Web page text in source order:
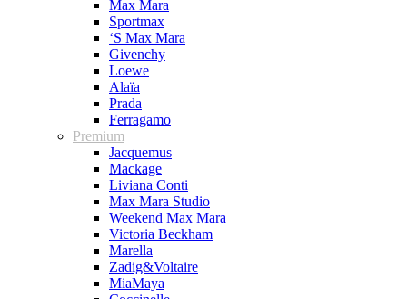
Max Mara
Sportmax
‘S Max Mara
Givenchy
Loewe
Alaïa
Prada
Ferragamo
Premium
Jacquemus
Mackage
Liviana Conti
Max Mara Studio
Weekend Max Mara
Victoria Beckham
Marella
Zadig&Voltaire
MiaMaya